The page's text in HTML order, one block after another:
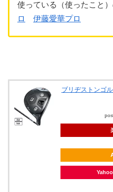
使っている（使ったこと
ロ
伊藤愛華プロ
ブリヂストンゴ